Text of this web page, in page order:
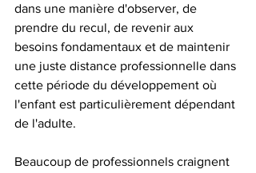
dans une manière d'observer, de
prendre du recul, de revenir aux
besoins fondamentaux et de maintenir
une juste distance professionnelle dans
cette période du développement où
l'enfant est particulièrement dépendant
de l'adulte.
Beaucoup de professionnels craignent